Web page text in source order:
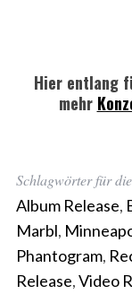
Hier entlang
mehr
Schlagwörter für
Album Release,
Marbl,
Phantogram,
Release,Video